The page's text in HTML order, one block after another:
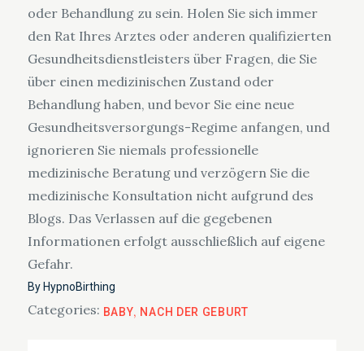
oder Behandlung zu sein. Holen Sie sich immer
den Rat Ihres Arztes oder anderen qualifizierten
Gesundheitsdienstleisters über Fragen, die Sie
über einen medizinischen Zustand oder
Behandlung haben, und bevor Sie eine neue
Gesundheitsversorgungs-Regime anfangen, und
ignorieren Sie niemals professionelle
medizinische Beratung und verzögern Sie die
medizinische Konsultation nicht aufgrund des
Blogs. Das Verlassen auf die gegebenen
Informationen erfolgt ausschließlich auf eigene
Gefahr.
By HypnoBirthing
Categories: BABY NACH DER GEBURT